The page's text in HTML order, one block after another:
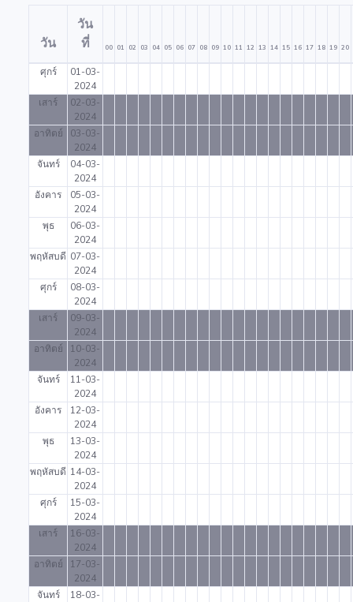
วัน
วัน
ที่
00 01 02 03 04 05 06 07 08 09 10 11 12 13 14 15 16 17 18 19 20
ศุกร์
01-03-
2024
เสาร์
02-03-
2024
อาทิตย์
03-03-
2024
จันทร์
04-03-
2024
อังคาร
05-03-
2024
พุธ
06-03-
2024
พฤหัสบดี 07-03-
2024
ศุกร์
08-03-
2024
เสาร์
09-03-
2024
อาทิตย์
10-03-
2024
จันทร์
11-03-
2024
อังคาร
12-03-
2024
พุธ
13-03-
2024
พฤหัสบดี 14-03-
2024
ศุกร์
15-03-
2024
เสาร์
16-03-
2024
อาทิตย์
17-03-
2024
จันทร์
18-03-